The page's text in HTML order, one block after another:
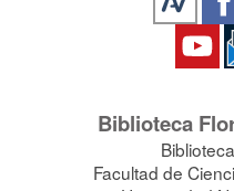
Biblioteca
Facultad de